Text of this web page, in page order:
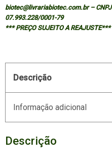
biotec@livrariabiotec.com.br – CNPJ
07.993.228/0001-79
*** PREÇO SUJEITO A REAJUSTE***
Descrição
Informação adicional
Descrição